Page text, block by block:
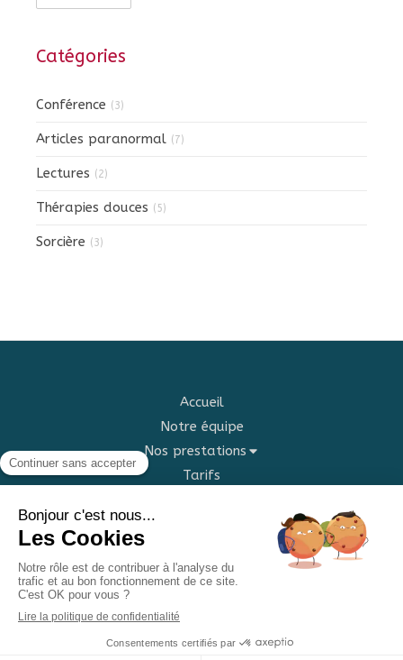
Catégories
Conférence (3)
Articles paranormal (7)
Lectures (2)
Thérapies douces (5)
Sorcière (3)
Accueil
Notre équipe
Nos prestations
Tarifs
©2022 Centre lauviah - médecines douces et arts
divinatoires
Plan du site
Mentions légales